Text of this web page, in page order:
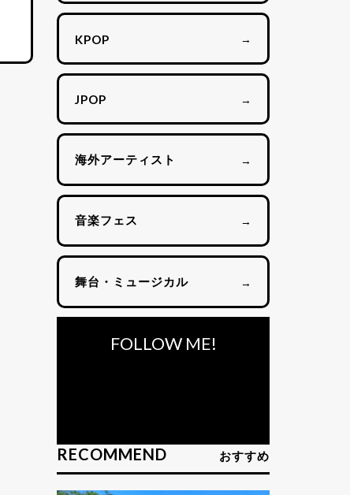
KPOP →
JPOP →
海外アーティスト →
音楽フェス →
舞台・ミュージカル →
FOLLOW ME!
RECOMMEND おすすめ